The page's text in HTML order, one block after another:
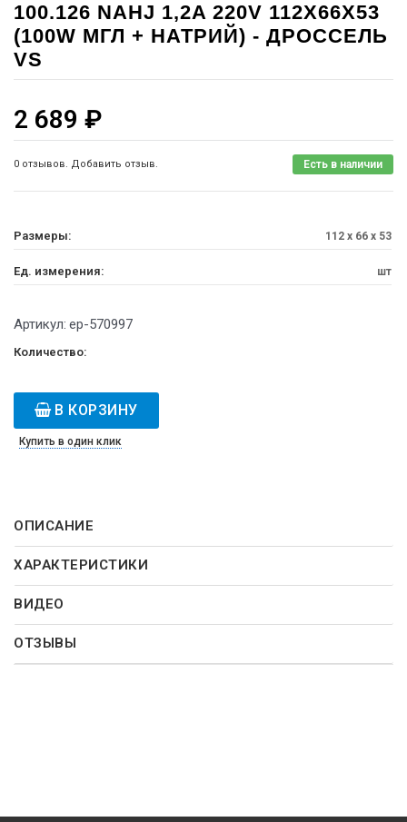
100.126 NAHJ 1,2A 220V 112X66X53
(100W МГЛ + НАТРИЙ) - ДРОССЕЛЬ
VS
2 689 ₽
0 отзывов. Добавить отзыв. Есть в наличии
Размеры: 112 x 66 x 53
Ед. измерения: шт
Артикул: ep-570997
Количество:
В КОРЗИНУ
Купить в один клик
ОПИСАНИЕ
ХАРАКТЕРИСТИКИ
ВИДЕО
ОТЗЫВЫ